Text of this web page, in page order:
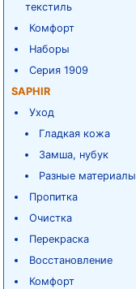
текстиль
Комфорт
Наборы
Серия 1909
SAPHIR
Уход
Гладкая кожа
Замша, нубук
Разные материалы
Пропитка
Очистка
Перекраска
Восстановление
Комфорт